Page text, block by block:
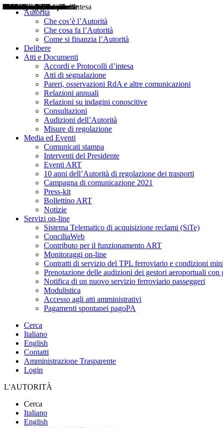
Autorità
Che cos’è l’Autorità
Che cosa fa l’Autorità
Come si finanzia l’Autorità
Delibere
Atti e Documenti
Accordi e Protocolli d’intesa
Atti di segnalazione
Pareri, osservazioni RdA e altre comunicazioni
Relazioni annuali
Relazioni su indagini conoscitive
Consultazioni
Audizioni dell’Autorità
Misure di regolazione
Media ed Eventi
Comunicati stampa
Interventi del Presidente
Eventi ART
10 anni dell’Autorità di regolazione dei trasporti
Campagna di comunicazione 2021
Press-kit
Bollettino ART
Notizie
Servizi on-line
Sistema Telematico di acquisizione reclami (SiTe)
ConciliaWeb
Contributo per il funzionamento ART
Monitoraggi on-line
Contratti di servizio del TPL ferroviario e condizioni
Prenotazione delle audizioni dei gestori aeroportuali con
Notifica di un nuovo servizio ferroviario passeggeri
Modulistica
Accesso agli atti amministrativi
Pagamenti spontanei pagoPA
Cerca
Italiano
English
Contatti
Amministrazione Trasparente
Login
L'AUTORITÀ
Cerca
Italiano
English
Delibere
Pareri
Consultazioni
Audizioni
Atti di Segnalazione
Accordi e Protocolli d'Intesa
Relazioni annuali
Misure di regolazione
Notizie
Comunicati Stampa
Bollettini ART
Convegni ART
Interviste del Presidente
Articoli in primo piano
Interventi del Presidente
2004
2005
2010
2013
2014
2015
2016
2017
2018
2019
202
2020
2021
2022
2023
2024
2025
2026
Aereo
Marittimo
Terrestre